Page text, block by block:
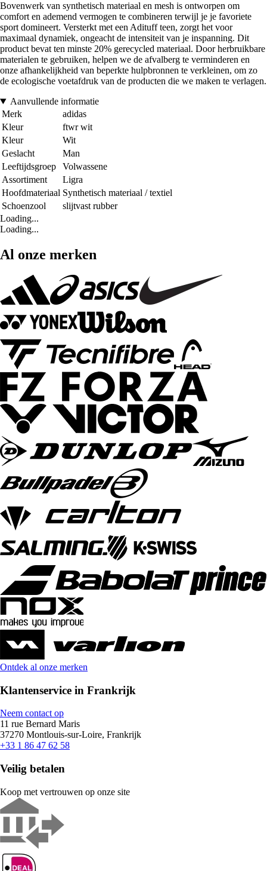
Bovenwerk van synthetisch materiaal en mesh is ontworpen om
comfort en ademend vermogen te combineren terwijl je je favoriete
sport domineert. Versterkt met een Adituff teen, zorgt het voor
maximaal dynamiek, ongeacht de intensiteit van je inspanning. Dit
product bevat ten minste 20% gerecycled materiaal. Door herbruikbare
materialen te gebruiken, helpen we de afvalberg te verminderen en
onze afhankelijkheid van beperkte hulpbronnen te verkleinen, om zo
de ecologische voetafdruk van de producten die we maken te verlagen.
Aanvullende informatie
Merk
adidas
Kleur
ftwr wit
Kleur
Wit
Geslacht
Man
Leeftijdsgroep
Volwassene
Assortiment
Ligra
Hoofdmateriaal Synthetisch materiaal / textiel
Schoenzool
slijtvast rubber
Loading...
Loading...
Al onze merken
Ontdek al onze merken
Klantenservice in Frankrijk
Neem contact op
11 rue Bernard Maris
37270 Montlouis-sur-Loire, Frankrijk
+33 1 86 47 62 58
Veilig betalen
Koop met vertrouwen op onze site